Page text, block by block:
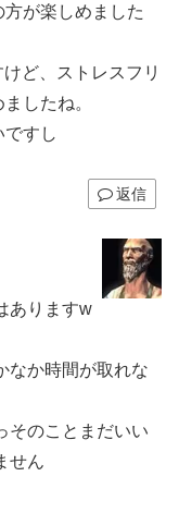
が楽しめました
ど、ストレスフリ
したね。
すし
返信
ありますw
なか時間が取れな
そのことまだいい
せん